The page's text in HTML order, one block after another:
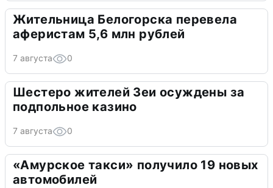
Жительница Белогорска перевела
аферистам 5,6 млн рублей
7 августа 0
Шестеро жителей Зеи осуждены за
подпольное казино
7 августа 0
«Амурское такси» получило 19 новых
автомобилей